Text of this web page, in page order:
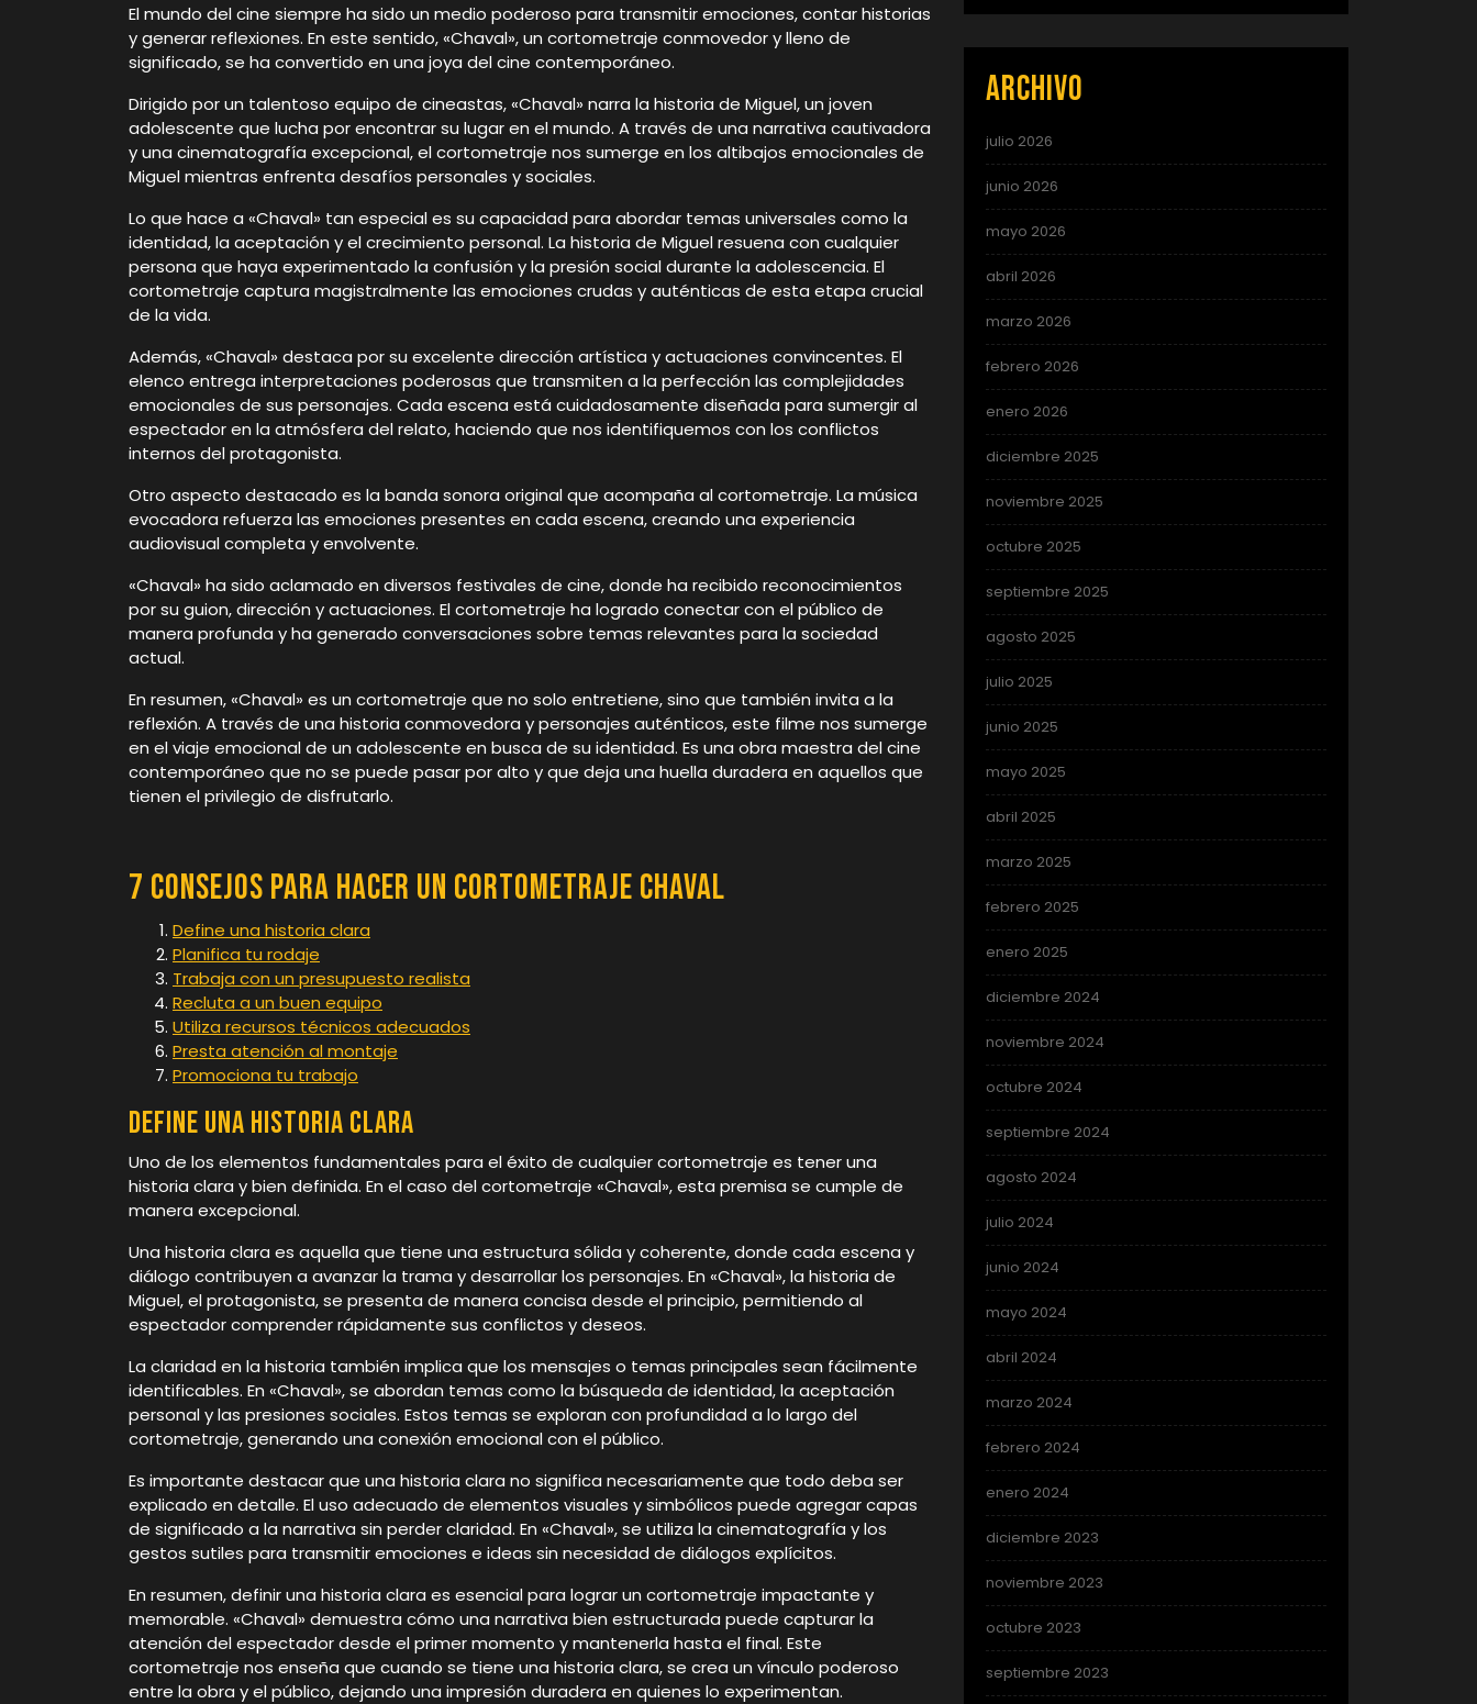
El mundo del cine siempre ha sido un medio poderoso para transmitir emociones, contar historias
y generar reflexiones. En este sentido, «Chaval», un cortometraje conmovedor y lleno de
significado, se ha convertido en una joya del cine contemporáneo.
Dirigido por un talentoso equipo de cineastas, «Chaval» narra la historia de Miguel, un joven
adolescente que lucha por encontrar su lugar en el mundo. A través de una narrativa cautivadora
y una cinematografía excepcional, el cortometraje nos sumerge en los altibajos emocionales de
Miguel mientras enfrenta desafíos personales y sociales.
Lo que hace a «Chaval» tan especial es su capacidad para abordar temas universales como la
identidad, la aceptación y el crecimiento personal. La historia de Miguel resuena con cualquier
persona que haya experimentado la confusión y la presión social durante la adolescencia. El
cortometraje captura magistralmente las emociones crudas y auténticas de esta etapa crucial
de la vida.
Además, «Chaval» destaca por su excelente dirección artística y actuaciones convincentes. El
elenco entrega interpretaciones poderosas que transmiten a la perfección las complejidades
emocionales de sus personajes. Cada escena está cuidadosamente diseñada para sumergir al
espectador en la atmósfera del relato, haciendo que nos identifiquemos con los conflictos
internos del protagonista.
Otro aspecto destacado es la banda sonora original que acompaña al cortometraje. La música
evocadora refuerza las emociones presentes en cada escena, creando una experiencia
audiovisual completa y envolvente.
«Chaval» ha sido aclamado en diversos festivales de cine, donde ha recibido reconocimientos
por su guion, dirección y actuaciones. El cortometraje ha logrado conectar con el público de
manera profunda y ha generado conversaciones sobre temas relevantes para la sociedad
actual.
En resumen, «Chaval» es un cortometraje que no solo entretiene, sino que también invita a la
reflexión. A través de una historia conmovedora y personajes auténticos, este filme nos sumerge
en el viaje emocional de un adolescente en busca de su identidad. Es una obra maestra del cine
contemporáneo que no se puede pasar por alto y que deja una huella duradera en aquellos que
tienen el privilegio de disfrutarlo.
7 consejos para hacer un cortometraje chaval
Define una historia clara
Planifica tu rodaje
Trabaja con un presupuesto realista
Recluta a un buen equipo
Utiliza recursos técnicos adecuados
Presta atención al montaje
Promociona tu trabajo
Define una historia clara
Uno de los elementos fundamentales para el éxito de cualquier cortometraje es tener una
historia clara y bien definida. En el caso del cortometraje «Chaval», esta premisa se cumple de
manera excepcional.
Una historia clara es aquella que tiene una estructura sólida y coherente, donde cada escena y
diálogo contribuyen a avanzar la trama y desarrollar los personajes. En «Chaval», la historia de
Miguel, el protagonista, se presenta de manera concisa desde el principio, permitiendo al
espectador comprender rápidamente sus conflictos y deseos.
La claridad en la historia también implica que los mensajes o temas principales sean fácilmente
identificables. En «Chaval», se abordan temas como la búsqueda de identidad, la aceptación
personal y las presiones sociales. Estos temas se exploran con profundidad a lo largo del
cortometraje, generando una conexión emocional con el público.
Es importante destacar que una historia clara no significa necesariamente que todo deba ser
explicado en detalle. El uso adecuado de elementos visuales y simbólicos puede agregar capas
de significado a la narrativa sin perder claridad. En «Chaval», se utiliza la cinematografía y los
gestos sutiles para transmitir emociones e ideas sin necesidad de diálogos explícitos.
En resumen, definir una historia clara es esencial para lograr un cortometraje impactante y
memorable. «Chaval» demuestra cómo una narrativa bien estructurada puede capturar la
atención del espectador desde el primer momento y mantenerla hasta el final. Este
cortometraje nos enseña que cuando se tiene una historia clara, se crea un vínculo poderoso
entre la obra y el público, dejando una impresión duradera en quienes lo experimentan.
Archivo
julio 2026
junio 2026
mayo 2026
abril 2026
marzo 2026
febrero 2026
enero 2026
diciembre 2025
noviembre 2025
octubre 2025
septiembre 2025
agosto 2025
julio 2025
junio 2025
mayo 2025
abril 2025
marzo 2025
febrero 2025
enero 2025
diciembre 2024
noviembre 2024
octubre 2024
septiembre 2024
agosto 2024
julio 2024
junio 2024
mayo 2024
abril 2024
marzo 2024
febrero 2024
enero 2024
diciembre 2023
noviembre 2023
octubre 2023
septiembre 2023